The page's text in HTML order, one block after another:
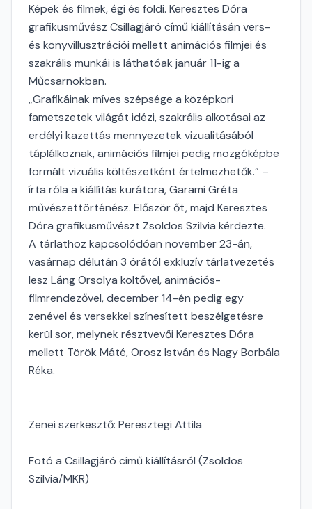
Képek és filmek, égi és földi. Keresztes Dóra
grafikusművész Csillagjáró című kiállításán vers-
és könyvillusztrációi mellett animációs filmjei és
szakrális munkái is láthatóak január 11-ig a
Műcsarnokban.
„Grafikáinak míves szépsége a középkori
fametszetek világát idézi, szakrális alkotásai az
erdélyi kazettás mennyezetek vizualitásából
táplálkoznak, animációs filmjei pedig mozgóképbe
formált vizuális költészetként értelmezhetők.” –
írta róla a kiállítás kurátora, Garami Gréta
művészettörténész. Először őt, majd Keresztes
Dóra grafikusművészt Zsoldos Szilvia kérdezte.
A tárlathoz kapcsolódóan november 23-án,
vasárnap délután 3 órától exkluzív tárlatvezetés
lesz Láng Orsolya költővel, animációs-
filmrendezővel, december 14-én pedig egy
zenével és versekkel színesített beszélgetésre
kerül sor, melynek résztvevői Keresztes Dóra
mellett Török Máté, Orosz István és Nagy Borbála
Réka.
Zenei szerkesztő: Peresztegi Attila
Fotó a Csillagjáró című kiállításról (Zsoldos
Szilvia/MKR)